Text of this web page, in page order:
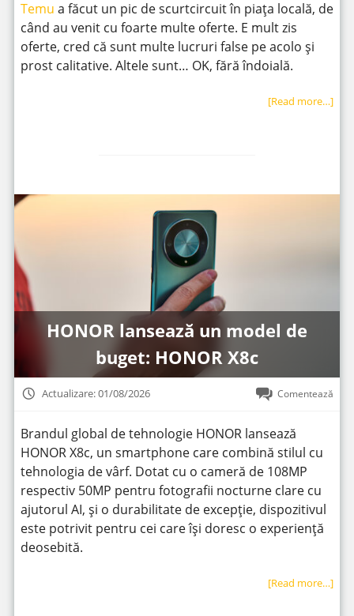
Temu a făcut un pic de scurtcircuit în piața locală, de
când au venit cu foarte multe oferte. E mult zis
oferte, cred că sunt multe lucruri false pe acolo și
prost calitative. Altele sunt… OK, fără îndoială.
[Read more…]
HONOR lansează un model de
buget: HONOR X8c
Actualizare: 01/08/2026 Comentează
Brandul global de tehnologie HONOR lansează
HONOR X8c, un smartphone care combină stilul cu
tehnologia de vârf. Dotat cu o cameră de 108MP
respectiv 50MP pentru fotografii nocturne clare cu
ajutorul AI, și o durabilitate de excepție, dispozitivul
este potrivit pentru cei care își doresc o experiență
deosebită.
[Read more…]